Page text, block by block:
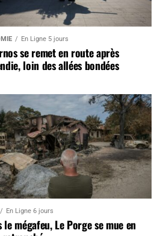
En Ligne 5 jours
se remet en route après
loin des allées bondées
En Ligne 6 jours
le mégafeu, Le Porge se mue en